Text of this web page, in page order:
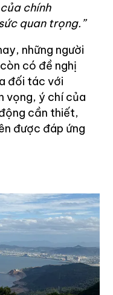
chính
quan trọng.”
những người
có đề nghị
đối tác với
vọng, ý chí của
cần thiết,
được đáp ứng